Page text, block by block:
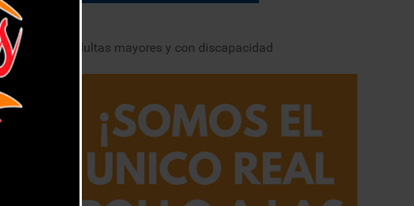
personas adultas mayores y con discapacidad